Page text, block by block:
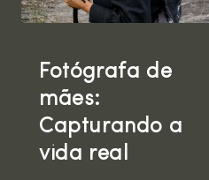
Fotógrafa de
mães:
Capturando a
vida real